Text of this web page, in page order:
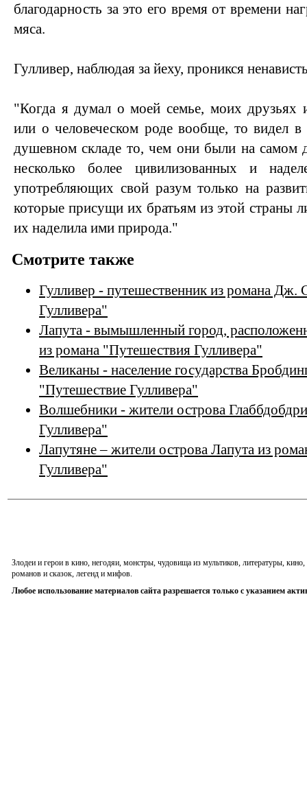
благодарность за это его время от времени
мяса.
Гулливер, наблюдая за йеху, проникся
"Когда я думал о моей семье, моих друзьях
или о человеческом роде вообще, то видел
душевном складе то, чем они были на самом
несколько более цивилизованных и
употребляющих свой разум только на
которые присущи их братьям из этой страны
их наделила ими природа."
Смотрите также
Гулливер - путешественник из романа Дж.
Гулливера"
Лапута - вымышленный город,
из романа "Путешествия Гулливера"
Великаны - население государства
"Путешествие Гулливера"
Волшебники - жители острова
Гулливера"
Лапутяне – жители острова Лапута из
Гулливера"
Злодеи и герои в кино, негодяи, монстры, чудовища из мультиков, литературы,
романов и сказок, легенд и мифов.
Любое использование материалов сайта разрешается только с указанием